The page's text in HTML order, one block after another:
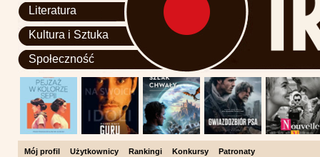
Literatura
Kultura i Sztuka
Społeczność
Mój profil Użytkownicy Rankingi Konkursy Patronaty